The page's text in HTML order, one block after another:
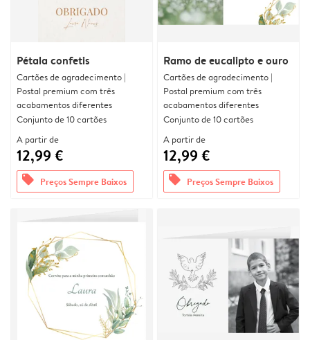
Pétala confetis
Cartões de agradecimento |
Postal premium com três
acabamentos diferentes
Conjunto de 10 cartões
A partir de
12,99 €
offers Preços Sempre Baixos
Ramo de eucalipto e ouro
Cartões de agradecimento |
Postal premium com três
acabamentos diferentes
Conjunto de 10 cartões
A partir de
12,99 €
offers Preços Sempre Baixos